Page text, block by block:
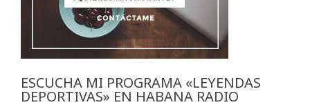
ESCUCHA MI PROGRAMA «LEYENDAS
DEPORTIVAS» EN HABANA RADIO